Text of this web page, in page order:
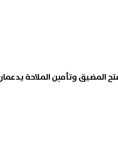
المضيق وتأمين الملاحة